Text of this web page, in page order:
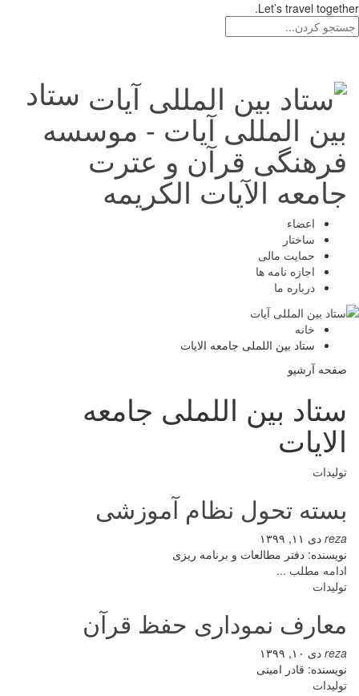
Let’s travel together.
ستاد
بین المللی آیات - موسسه
فرهنگی قرآن و عترت
جامعه الآیات الکریمه
اعضاء
ساختار
حمایت مالی
اجازه نامه ها
درباره ما
خانه
ستاد بین اللملی جامعه الایات
صفحه آرشیو
ستاد بین اللملی جامعه
الایات
تولیدات
بسته تحول نظام آموزشی
reza دی ۱۱, ۱۳۹۹
نویسنده: دفتر مطالعات و برنامه ریزی
ادامه مطلب ...
تولیدات
معارف نموداری حفظ قرآن
reza دی ۱۰, ۱۳۹۹
نویسنده: قادر امینی
تولیدات